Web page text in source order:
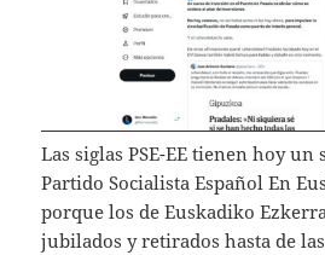
Las siglas PSE-EE tienen hoy
Partido Socialista Español En
porque los de Euskadiko
jubilados y retirados hasta de